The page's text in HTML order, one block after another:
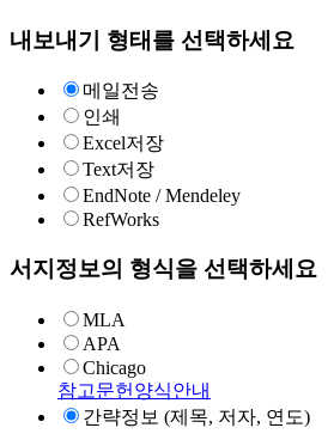
내보내기 형태를 선택하세요
메일전송
인쇄
Excel저장
Text저장
EndNote / Mendeley
RefWorks
서지정보의 형식을 선택하세요
MLA
APA
Chicago
참고문헌양식안내
간략정보 (제목, 저자, 연도)